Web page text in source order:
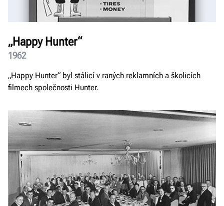
„Happy Hunter“
1962
„Happy Hunter“ byl stálicí v raných reklamních a školicích
filmech společnosti Hunter.